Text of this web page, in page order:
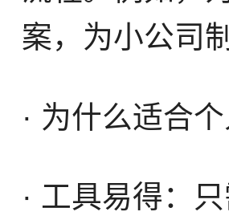
案，为小公司
· 为什么适合个
· 工具易得：